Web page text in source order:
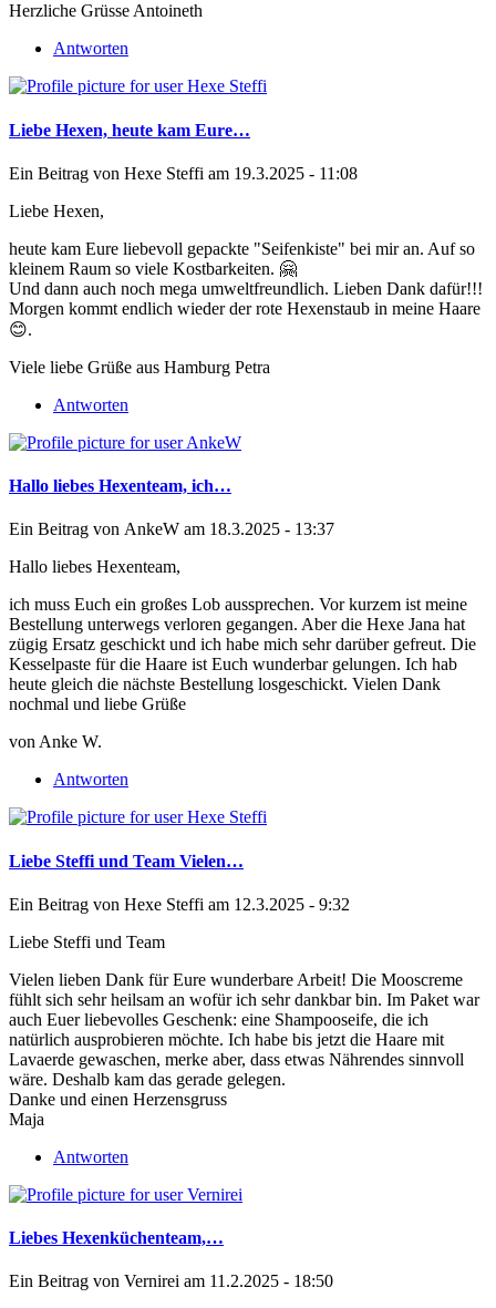
Herzliche Grüsse Antoineth
Antworten
Liebe Hexen, heute kam Eure…
Ein Beitrag von Hexe Steffi am 19.3.2025 - 11:08
Liebe Hexen,
heute kam Eure liebevoll gepackte "Seifenkiste" bei mir an. Auf so
kleinem Raum so viele Kostbarkeiten. 🤗
Und dann auch noch mega umweltfreundlich. Lieben Dank dafür!!!
Morgen kommt endlich wieder der rote Hexenstaub in meine Haare
😊.
Viele liebe Grüße aus Hamburg Petra
Antworten
Hallo liebes Hexenteam, ich…
Ein Beitrag von AnkeW am 18.3.2025 - 13:37
Hallo liebes Hexenteam,
ich muss Euch ein großes Lob aussprechen. Vor kurzem ist meine
Bestellung unterwegs verloren gegangen. Aber die Hexe Jana hat
zügig Ersatz geschickt und ich habe mich sehr darüber gefreut. Die
Kesselpaste für die Haare ist Euch wunderbar gelungen. Ich hab
heute gleich die nächste Bestellung losgeschickt. Vielen Dank
nochmal und liebe Grüße
von Anke W.
Antworten
Liebe Steffi und Team Vielen…
Ein Beitrag von Hexe Steffi am 12.3.2025 - 9:32
Liebe Steffi und Team
Vielen lieben Dank für Eure wunderbare Arbeit! Die Mooscreme
fühlt sich sehr heilsam an wofür ich sehr dankbar bin. Im Paket war
auch Euer liebevolles Geschenk: eine Shampooseife, die ich
natürlich ausprobieren möchte. Ich habe bis jetzt die Haare mit
Lavaerde gewaschen, merke aber, dass etwas Nährendes sinnvoll
wäre. Deshalb kam das gerade gelegen.
Danke und einen Herzensgruss
Maja
Antworten
Liebes Hexenküchenteam,…
Ein Beitrag von Vernirei am 11.2.2025 - 18:50